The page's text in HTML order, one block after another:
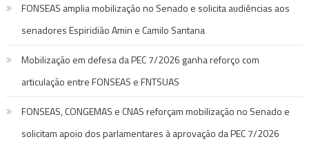
FONSEAS amplia mobilização no Senado e solicita audiências aos
senadores Espiridião Amin e Camilo Santana
Mobilização em defesa da PEC 7/2026 ganha reforço com
articulação entre FONSEAS e FNTSUAS
FONSEAS, CONGEMAS e CNAS reforçam mobilização no Senado e
solicitam apoio dos parlamentares à aprovação da PEC 7/2026